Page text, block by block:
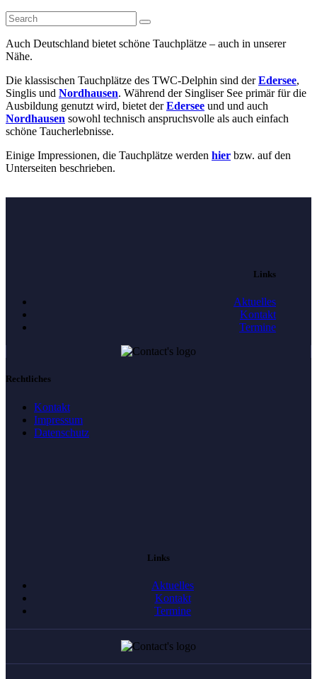
Auch Deutschland bietet schöne Tauchplätze – auch in unserer
Nähe.
Die klassischen Tauchplätze des TWC-Delphin sind derEdersee,
Singlis und Nordhausen. Während der Singliser See primär für die
Ausbildung genutzt wird, bietet derEdersee und und auch
Nordhausen sowohl technisch anspruchsvolle als auch einfach
schöne Taucherlebnisse.
Einige Impressionen, die Tauchplätze werden hier bzw. auf den
Unterseiten beschrieben.
Links
Aktuelles
Kontakt
Termine
Rechtliches
Kontakt
Impressum
Datenschutz
Links
Aktuelles
Kontakt
Termine